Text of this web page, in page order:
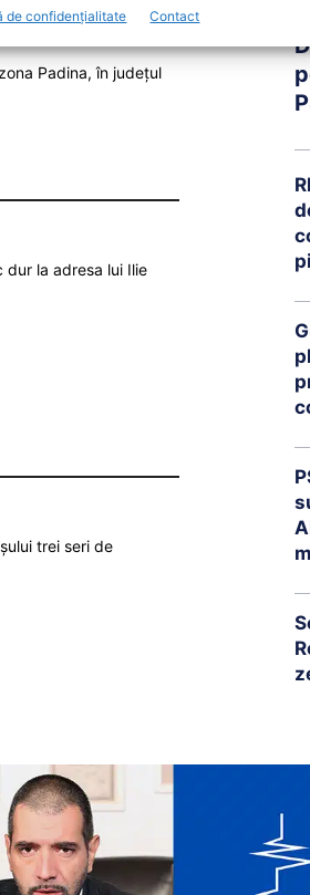
de confidențialitate Contact
Padina, în județul
dur la adresa lui Ilie
trei seri de